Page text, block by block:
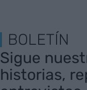
BOLETÍN
Sigue
historias,